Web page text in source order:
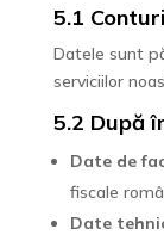
5.1
Datele sunt
serviciilor
5.2 După
Date de
fiscale
Date